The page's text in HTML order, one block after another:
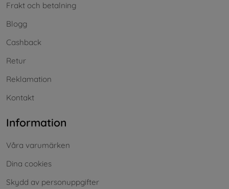
Frakt och betalning
Blogg
Cashback
Retur
Reklamation
Kontakt
Information
Våra varumärken
Dina cookies
Skydd av personuppgifter